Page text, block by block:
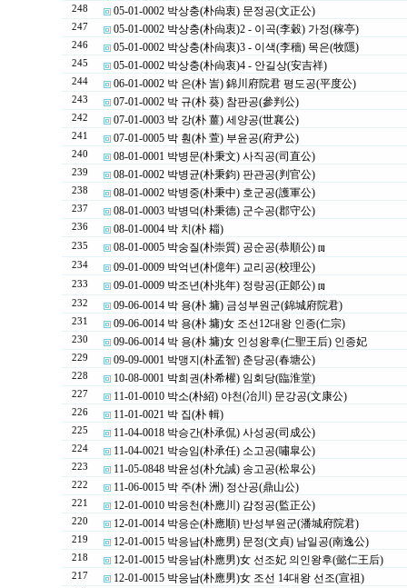
248 05-01-0002 박상충(朴尙衷) 문정공(文正公)
247 05-01-0002 박상충(朴尙衷)2 - 이곡(李穀) 가정(稼亭)
246 05-01-0002 박상충(朴尙衷)3 - 이색(李穡) 목은(牧隱)
245 05-01-0002 박상충(朴尙衷)4 - 안길상(安吉祥)
244 06-01-0002 박 은(朴 訔) 錦川府院君 평도공(平度公)
243 07-01-0002 박 규(朴 葵) 참판공(參判公)
242 07-01-0003 박 강(朴 薑) 세양공(世襄公)
241 07-01-0005 박 훤(朴 萱) 부윤공(府尹公)
240 08-01-0001 박병문(朴秉文) 사직공(司直公)
239 08-01-0002 박병균(朴秉鈞) 판관공(判官公)
238 08-01-0002 박병중(朴秉中) 호군공(護軍公)
237 08-01-0003 박병덕(朴秉德) 군수공(郡守公)
236 08-01-0004 박 치(朴 䎩)
235 08-01-0005 박숭질(朴崇質) 공순공(恭順公) [1]
234 09-01-0009 박억년(朴億年) 교리공(校理公)
233 09-01-0009 박조년(朴兆年) 정랑공(正郞公) [1]
232 09-06-0014 박 용(朴 墉) 금성부원군(錦城府院君)
231 09-06-0014 박 용(朴 墉)女 조선12대왕 인종(仁宗)
230 09-06-0014 박 용(朴 墉)女 인성왕후(仁聖王后) 인종妃
229 09-09-0001 박맹지(朴孟智) 춘당공(春塘公)
228 10-08-0001 박희권(朴希權) 임회당(臨淮堂)
227 11-01-0010 박소(朴紹) 야천(冶川) 문강공(文康公)
226 11-01-0021 박 집(朴 輯)
225 11-04-0018 박승간(朴承侃) 사성공(司成公)
224 11-04-0021 박승임(朴承任) 소고공(嘯皐公)
223 11-05-0848 박윤성(朴允誠) 송고공(松皐公)
222 11-06-0015 박 주(朴 洲) 정산공(鼎山公)
221 12-01-0010 박응천(朴應川) 감정공(監正公)
220 12-01-0014 박응순(朴應順) 반성부원군(潘城府院君)
219 12-01-0015 박응남(朴應男) 문정(文貞) 남일공(南逸公)
218 12-01-0015 박응남(朴應男)女 선조妃 의인왕후(懿仁王后)
217 12-01-0015 박응남(朴應男)女 조선 14대왕 선조(宣祖)